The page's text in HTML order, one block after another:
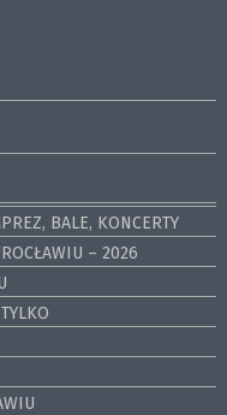
BALE, KONCERTY
– 2026